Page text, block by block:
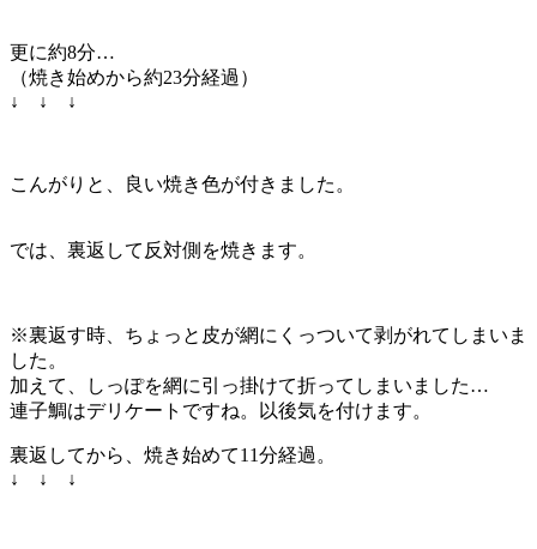
更に約8分…
（焼き始めから約23分経過）
↓ ↓ ↓
こんがりと、良い焼き色が付きました。
では、裏返して反対側を焼きます。
※裏返す時、ちょっと皮が網にくっついて剥がれてしまいま
した。
加えて、しっぽを網に引っ掛けて折ってしまいました…
連子鯛はデリケートですね。以後気を付けます。
裏返してから、焼き始めて11分経過。
↓ ↓ ↓